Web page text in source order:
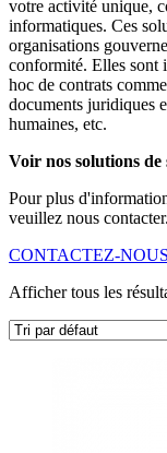
votre activité unique,
informatiques. Ces
organisations
conformité. Elles sont
hoc de contrats
documents juridiques
humaines, etc.
Voir nos solutions de
Pour plus
veuillez nous contacter.
CONTACTEZ-NOUS
Afficher tous les